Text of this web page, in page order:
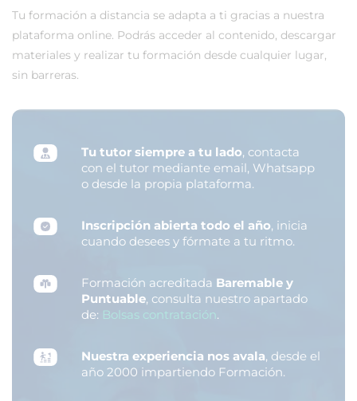
Tu formación a distancia se adapta a ti gracias a nuestra
plataforma online. Podrás acceder al contenido, descargar
materiales y realizar tu formación desde cualquier lugar,
sin barreras.
Tu tutor siempre a tu lado, contacta
con el tutor mediante email, Whatsapp
o desde la propia plataforma.
Inscripción abierta todo el año, inicia
cuando desees y fórmate a tu ritmo.
Formación acreditada Baremable y
Puntuable, consulta nuestro apartado
de: Bolsas contratación.
Nuestra experiencia nos avala, desde el
año 2000 impartiendo Formación.